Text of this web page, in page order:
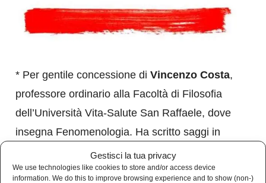
Gestisci la tua privacy
We use technologies like cookies to store and/or access device
information. We do this to improve browsing experience and to show (non-)
* Per gentile concessione di Vincenzo Costa,
professore ordinario alla Facoltà di Filosofia
dell’Università Vita-Salute San Raffaele, dove
insegna Fenomenologia. Ha scritto saggi in
italiano, inglese, tedesco, francese e spagnolo,
apparsi in numerose riviste e libri.